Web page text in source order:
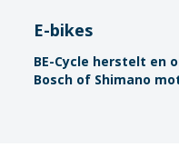
E-bikes
BE-Cycle herstelt en
Bosch of Shimano